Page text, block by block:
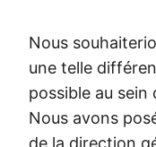
Nous
une telle
possible au sein
Nous avons
de la direction